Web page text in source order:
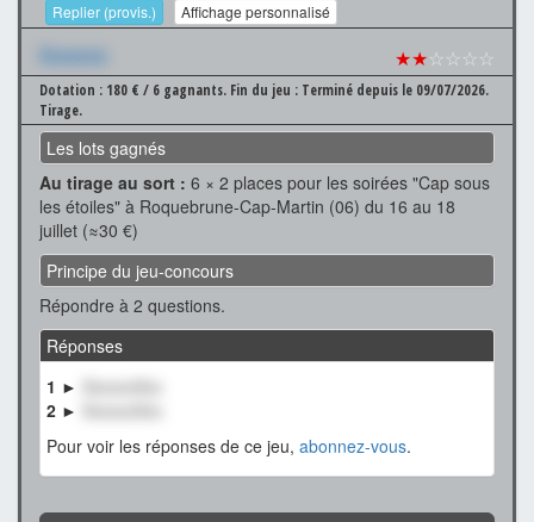
Replier (provis.) Affichage personnalisé
Xxxxxxx ★★☆☆☆☆
Dotation : 180 € / 6 gagnants. Fin du jeu : Terminé depuis le 09/07/2026.
Tirage.
Les lots gagnés
Au tirage au sort : 6 × 2 places pour les soirées "Cap sous
les étoiles" à Roquebrune-Cap-Martin (06) du 16 au 18
juillet (≈30 €)
Principe du jeu-concours
Répondre à 2 questions.
Réponses
1 ►
2 ►
Pour voir les réponses de ce jeu, abonnez-vous.